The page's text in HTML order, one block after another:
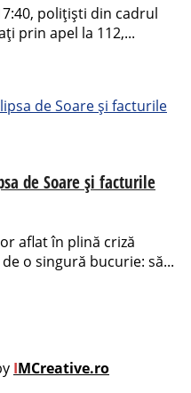
polițiști din cadrul
prin apel la 112,...
de Soare și facturile
aflat în plină criză
o singură bucurie: să...
IMCreative.ro